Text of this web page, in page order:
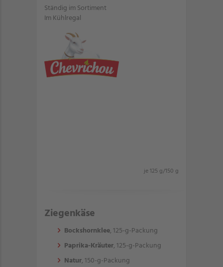
Ständig im Sortiment
Im Kühlregal
je 125 g/150 g
Ziegenkäse
Bockshornklee, 125-g-Packung
Paprika-Kräuter, 125-g-Packung
Natur, 150-g-Packung